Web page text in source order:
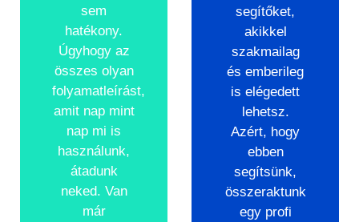
sem
hatékony.
Úgyhogy az
összes olyan
folyamatleírást,
amit nap mint
nap mi is
használunk,
átadunk
neked. Van
már
segítőket,
akikkel
szakmailag
és emberileg
is elégedett
lehetsz.
Azért, hogy
ebben
segítsünk,
összeraktunk
egy profi